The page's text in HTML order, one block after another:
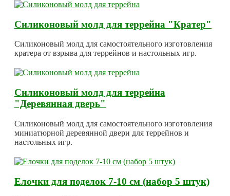
Силиконовый молд для террейна "Кратер"
Силиконовый молд для самостоятельного изготовления
кратера от взрыва для террейнов и настольных игр.
Силиконовый молд для террейна
"Деревянная дверь"
Силиконовый молд для самостоятельного изготовления
миниатюрной деревянной двери для террейнов и
настольных игр.
Елочки для поделок 7-10 см (набор 5 штук)